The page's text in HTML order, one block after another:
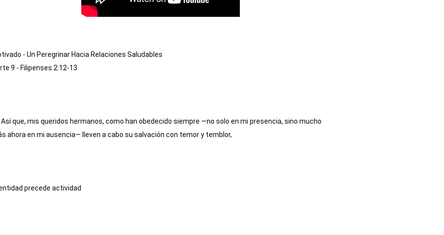
- Un Peregrinar Hacia Relaciones Saludables
9 - Filipenses 2:12-13
Así que, mis queridos hermanos, como han obedecido siempre —no solo en mi presencia, sino mucho
ahora en mi ausencia— lleven a cabo su salvación con temor y temblor,